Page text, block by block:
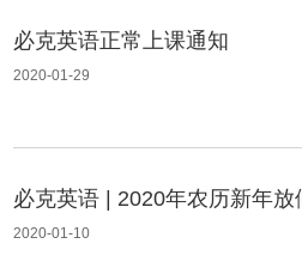
必克英语正常上课通知
2020-01-29
必克英语 | 2020年农历新年放
2020-01-10